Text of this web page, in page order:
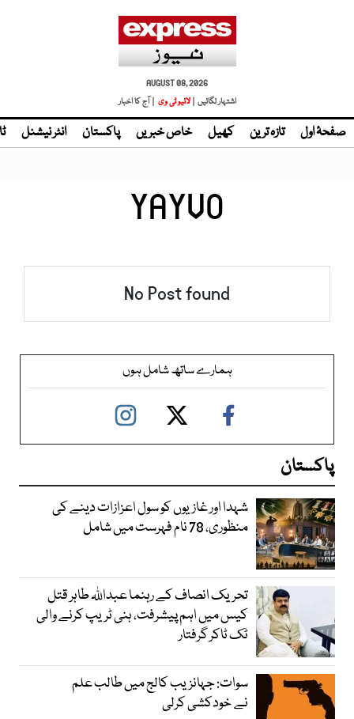
AUGUST 08, 2026
اشتہار لگائیں | لائیو ٹی وی | آج کا اخبار
صفحۂ اول تازہ ترین کھیل خاص خبریں پاکستان انٹر نیشنل
YAYVO
No Post found
ہمارے ساتھ شامل ہوں
پاکستان
شہدا اور غازیوں کو سول اعزازات دینے کی
منظوری، 78 نام فہرست میں شامل
تحریک انصاف کے رہنما عبداللہ طاہر قتل
کیس میں اہم پیشرفت، ہنی ٹریپ کرنے والی
ٹک ٹاکر گرفتار
سوات: جہانزیب کالج میں طالب علم
نے خودکشی کرلی